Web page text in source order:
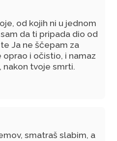
deseterostruka
od kojih ni u jednom
da ti pripada dio od
Ja ne ščepam za
i očistio, i namaz
nakon tvoje smrti.
smatraš slabim, a